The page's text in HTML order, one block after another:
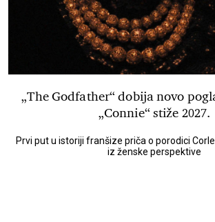
„The Godfather“ dobija novo
„Connie“ stiže 2027.
Prvi put u istoriji franšize priča o porodici
iz ženske perspektive